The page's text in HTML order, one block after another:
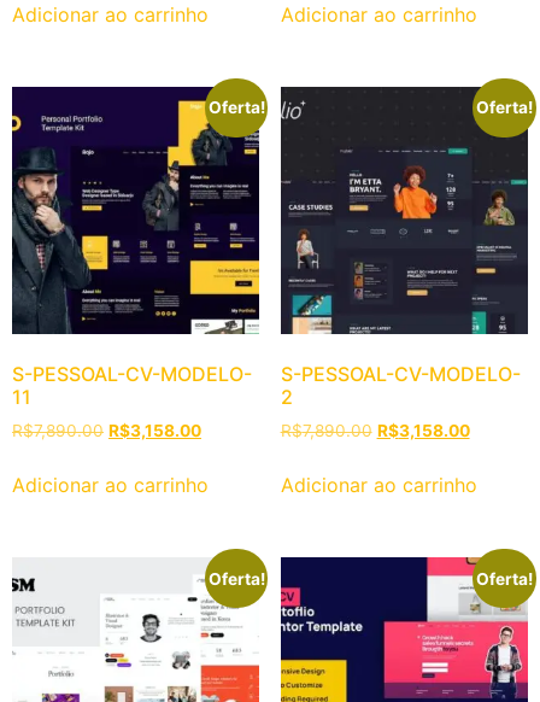
Adicionar ao carrinho Adicionar ao carrinho
Oferta!
S-PESSOAL-CV-MODELO-
11
R$7,890.00 R$3,158.00
Adicionar ao carrinho
Oferta!
S-PESSOAL-CV-MODELO-
2
R$7,890.00 R$3,158.00
Adicionar ao carrinho
Oferta! Oferta!